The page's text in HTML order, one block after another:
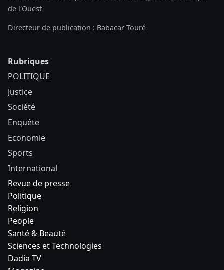
de l'Ouest
Directeur de publication : Babacar Touré
Rubriques
POLITIQUE
Justice
Société
Enquête
Economie
Sports
International
Revue de presse
Politique
Religion
People
Santé & Beauté
Sciences et Technologies
Dadia TV